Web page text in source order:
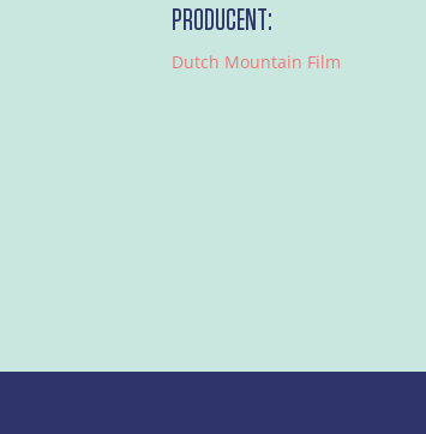
PRODUCENT:
Dutch Mountain Film